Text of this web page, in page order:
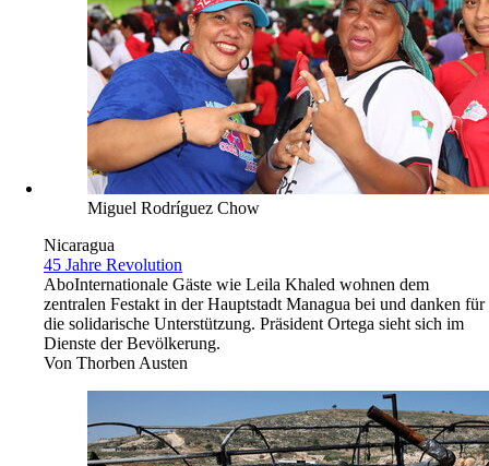
Miguel Rodríguez Chow
Nicaragua
45 Jahre Revolution
AboInternationale Gäste wie Leila Khaled wohnen dem
zentralen Festakt in der Hauptstadt Managua bei und danken für
die solidarische Unterstützung. Präsident Ortega sieht sich im
Dienste der Bevölkerung.
Von Thorben Austen